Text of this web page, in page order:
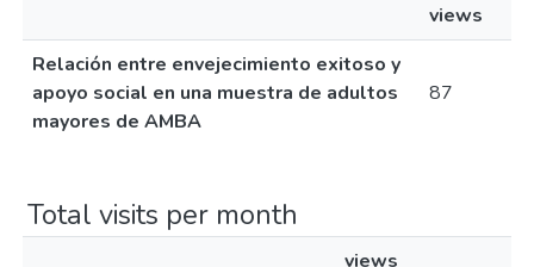
views
Relación entre envejecimiento exitoso y
apoyo social en una muestra de adultos
mayores de AMBA
87
Total visits per month
views